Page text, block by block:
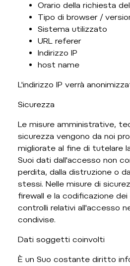
Orario della richiesta
Tipo di browser /
Sistema utilizzato
URL referer
Indirizzo IP
host name
L'indirizzo IP verrà
Sicurezza
Le misure amministrative,
sicurezza vengono da noi
migliorate al fine di tutelare
Suoi dati dall'accesso non
perdita, dalla distruzione o
stessi. Nelle misure di
firewall e la codificazione
controlli relativi all'accesso
condivise.
Dati soggetti coinvolti
È un Suo costante diritto